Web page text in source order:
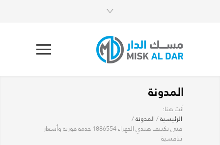
المدونة
أنت هنا:
الرئيسية/المدونة/
فني تكييف هندي الجهراء 1886554 خدمة فورية وأسعار
تنافسية